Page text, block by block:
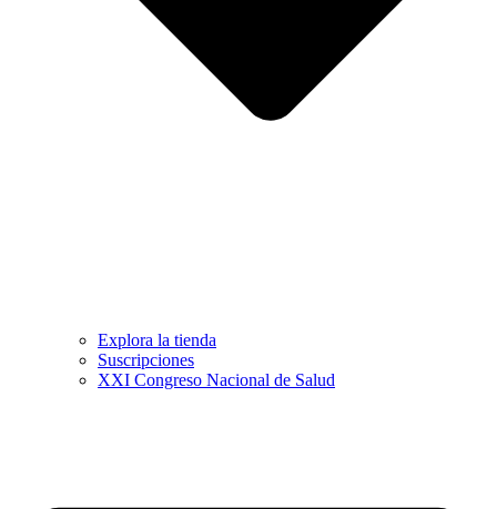
Explora la tienda
Suscripciones
XXI Congreso Nacional de Salud